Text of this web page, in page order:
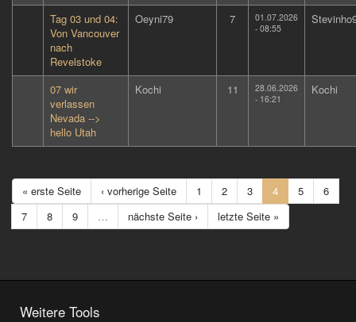
Tag 03 und 04:
Von Vancouver
nach
Revelstoke
Oeyni79 7
01.07.2026
- 08:55
07 wir
verlassen
Nevada -->
hello Utah
Kochi 11
28.06.2026
- 16:21
Kochi
« erste Seite ‹ vorherige Seite 1 2 3 4 5
6
7
8 9 … nächste Seite › letzte Seite »
Weitere Tools